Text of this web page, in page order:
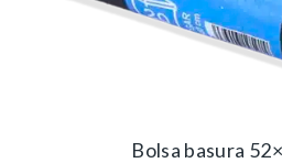
Bolsa basura